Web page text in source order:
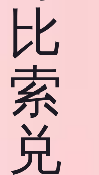
比
索
兑